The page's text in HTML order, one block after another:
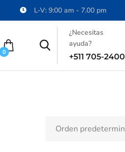
L-V: 9:00 am - 7.00 pm
0
¿Necesitas
ayuda?
+511 705-2400